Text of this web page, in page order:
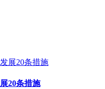
20条措施